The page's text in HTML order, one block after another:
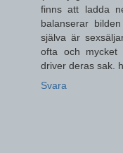
finns att ladda
balanserar
själva är
ofta och mycket
driver deras sak.
Svara